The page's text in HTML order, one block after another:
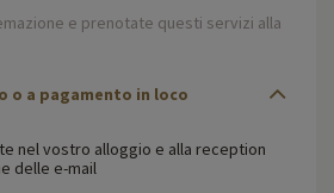
e prenotate questi servizi alla
o a pagamento in loco
nel vostro alloggio e alla reception
delle e-mail